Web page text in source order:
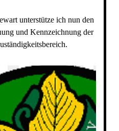
unterstütze ich nun den
und Kennzeichnung der